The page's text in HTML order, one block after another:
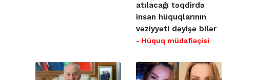
atılacağı təqdirdə
insan hüquqlarının
vəziyyəti dəyişə bilər
- Hüquq müdafiəçisi